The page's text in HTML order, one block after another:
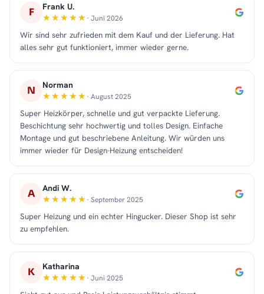
F Frank U.
· Juni 2026
Wir sind sehr zufrieden mit dem Kauf und der Lieferung. Hat
alles sehr gut funktioniert, immer wieder gerne.
N Norman
· August 2025
Super Heizkörper, schnelle und gut verpackte Lieferung.
Beschichtung sehr hochwertig und tolles Design. Einfache
Montage und gut beschriebene Anleitung. Wir würden uns
immer wieder für Design-Heizung entscheiden!
A Andi W.
· September 2025
Super Heizung und ein echter Hingucker. Dieser Shop ist sehr
zu empfehlen.
K Katharina
· Juni 2025